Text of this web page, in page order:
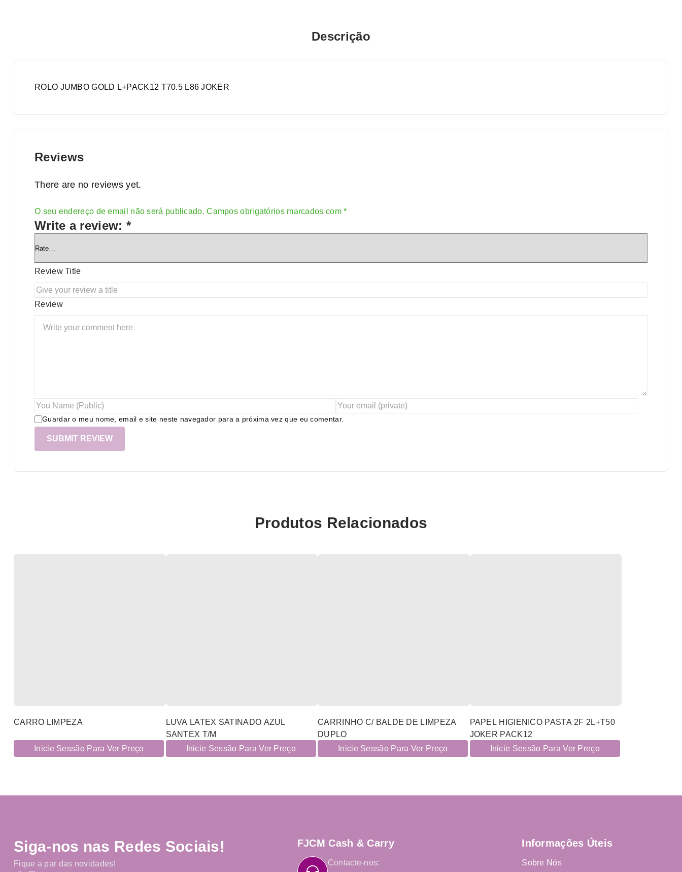
Descrição
ROLO JUMBO GOLD L+PACK12 T70.5 L86 JOKER
Reviews
There are no reviews yet.
O seu endereço de email não será publicado. Campos obrigatórios marcados com*
Write a review: *
Review Title
Review
Guardar o meu nome, email e site neste navegador para a próxima vez que eu comentar.
Alternative:
Produtos Relacionados
CARRO LIMPEZA
Inicie Sessão Para Ver Preço
LUVA LATEX SATINADO AZUL
SANTEX T/M
Inicie Sessão Para Ver Preço
CARRINHO C/ BALDE DE LIMPEZA
DUPLO
Inicie Sessão Para Ver Preço
PAPEL HIGIENICO PASTA 2F 2L+T50
JOKER PACK12
Inicie Sessão Para Ver Preço
Siga-nos nas Redes Sociais!
Fique a par das novidades!
FJCM Cash & Carry
Contacte-nos:
Informações Úteis
Sobre Nós